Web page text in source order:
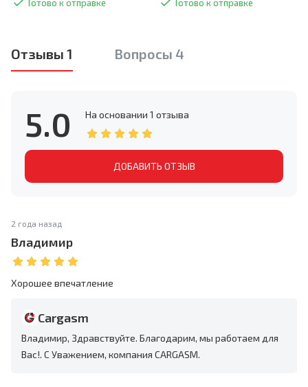
Готово к отправке Готово к отправке
Отзывы 1 Вопросы 4
5.0 На основании 1 отзыва
ДОБАВИТЬ ОТЗЫВ
2 года назад
Владимир
Хорошее впечатление
Cargasm
Владимир, Здравствуйте. Благодарим, мы работаем для
Вас!. С Уважением, компания CARGASM.